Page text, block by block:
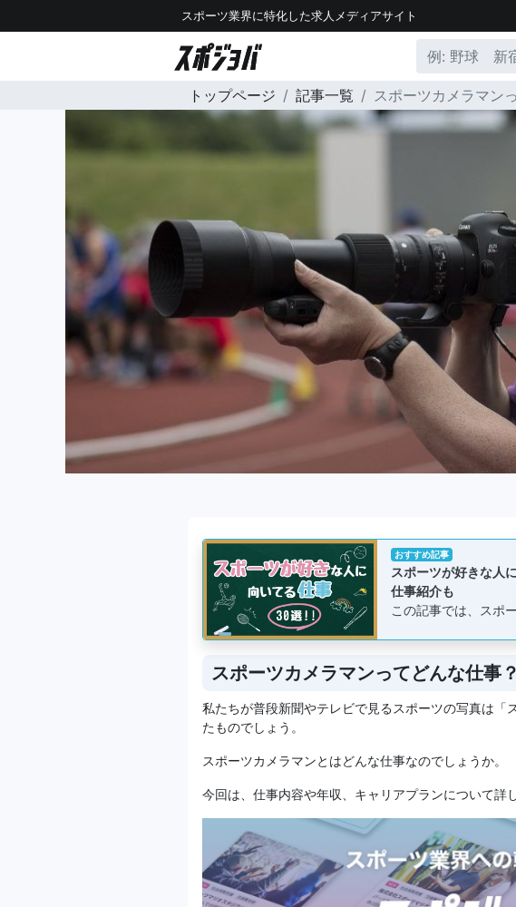
スポーツ業界に特化した求人メディアサイト
トップページ 記事一覧 スポーツカメラマン
おすすめ記事
スポーツが好きな人
仕事紹介も
この記事では、スポ
スポーツカメラマンってどんな仕事
私たちが普段新聞やテレビで見るスポーツの写真は「
たものでしょう。
スポーツカメラマンとはどんな仕事なのでしょうか。
今回は、仕事内容や年収、キャリアプランについて詳